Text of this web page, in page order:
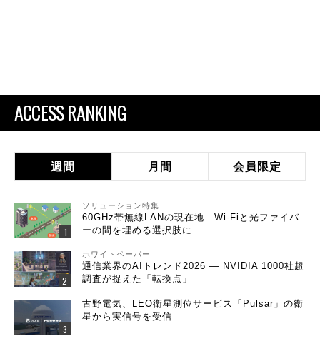
ACCESS RANKING
週間 月間 会員限定
ソリューション特集
60GHz帯無線LANの現在地 Wi-Fiと光ファイバ
ーの間を埋める選択肢に
ホワイトペーパー
通信業界のAIトレンド2026 ― NVIDIA 1000社超
調査が捉えた「転換点」
古野電気、LEO衛星測位サービス「Pulsar」の衛
星から実信号を受信